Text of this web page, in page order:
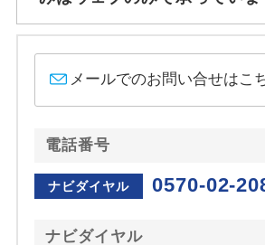
メールでのお問い合せはこ
電話番号
ナビダイヤル 0570-02-
ナビダイヤル